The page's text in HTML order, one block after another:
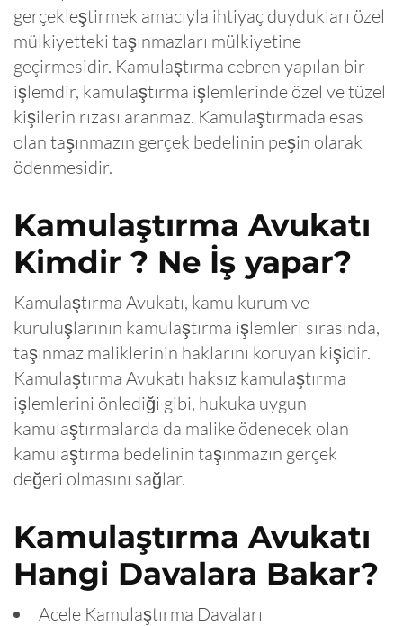
gerçekleştirmek amacıyla ihtiyaç duydukları özel
mülkiyetteki taşınmazları mülkiyetine
geçirmesidir. Kamulaştırma cebren yapılan bir
işlemdir, kamulaştırma işlemlerinde özel ve tüzel
kişilerin rızası aranmaz. Kamulaştırmada esas
olan taşınmazın gerçek bedelinin peşin olarak
ödenmesidir.
Kamulaştırma Avukatı
Kimdir ? Ne İş yapar?
Kamulaştırma Avukatı, kamu kurum ve
kuruluşlarının kamulaştırma işlemleri sırasında,
taşınmaz maliklerinin haklarını koruyan kişidir.
Kamulaştırma Avukatı haksız kamulaştırma
işlemlerini önlediği gibi, hukuka uygun
kamulaştırmalarda da malike ödenecek olan
kamulaştırma bedelinin taşınmazın gerçek
değeri olmasını sağlar.
Kamulaştırma Avukatı
Hangi Davalara Bakar?
Acele Kamulaştırma Davaları